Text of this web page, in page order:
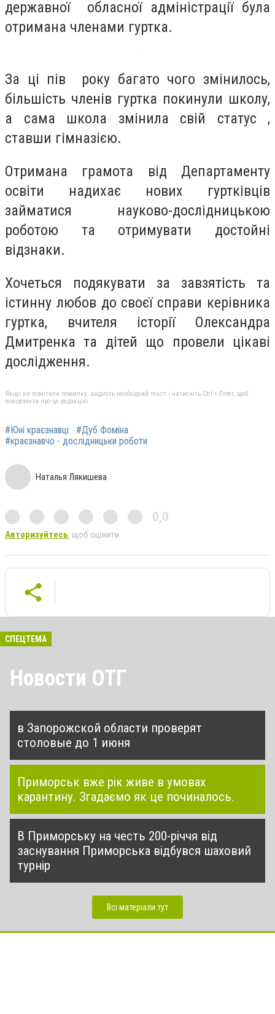
державної обласної адміністрації була
отримана членами гуртка.
За ці пів року багато чого змінилось,
більшість членів гуртка покинули школу,
а сама школа змінила свій статус ,
ставши гімназією.
Отримана грамота від Департаменту
освіти надихає нових гуртківців
займатися науково-дослідницькою
роботою та отримувати достойні
відзнаки.
Хочеться подякувати за завзятість та
істинну любов до своєї справи керівника
гуртка, вчителя історії Олександра
Дмитренка та дітей що провели цікаві
дослідження.
Якщо ви помітили помилку, виділіть необхідний текст і натисніть Ctrl + Enter, щоб
повідомити про це редакцію
#Юні краєзнавці
#Дуб Фоміна
#краєзнавчо - дослідницьки роботи
Наталья Лякишева
0,0
Авторизуйтесь, щоб оцінити
СПЕЦТЕМА
Новости ОТГ
в Запорожской области проверят
столовые до 1 июня
Приморськ вже рік живе в умовах
карантину. Згадаємо як це починалось.
В Приморську на честь 200-річчя від
заснування Приморська відбувся шаховий
турнір
Всі матеріали тут